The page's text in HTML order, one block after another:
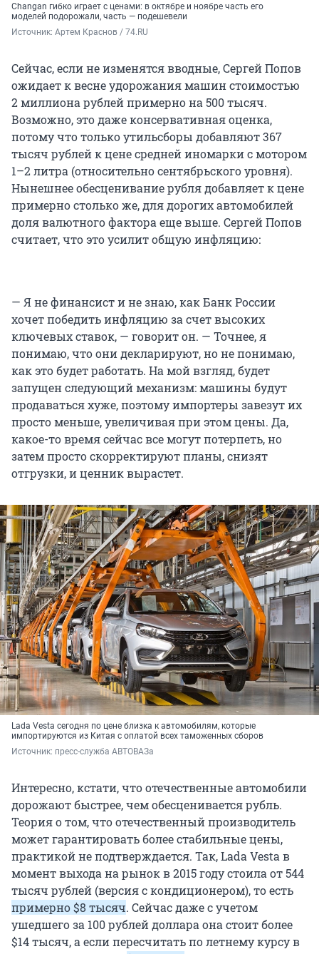
Changan гибко играет с ценами: в октябре и ноябре часть его
моделей подорожали, часть — подешевели
Источник: Артем Краснов / 74.RU
Сейчас, если не изменятся вводные, Сергей Попов
ожидает к весне удорожания машин стоимостью
2 миллиона рублей примерно на 500 тысяч.
Возможно, это даже консервативная оценка,
потому что только утильсборы добавляют 367
тысяч рублей к цене средней иномарки с мотором
1–2 литра (относительно сентябрьского уровня).
Нынешнее обесценивание рубля добавляет к цене
примерно столько же, для дорогих автомобилей
доля валютного фактора еще выше. Сергей Попов
считает, что это усилит общую инфляцию:
— Я не финансист и не знаю, как Банк России
хочет победить инфляцию за счет высоких
ключевых ставок, — говорит он. — Точнее, я
понимаю, что они декларируют, но не понимаю,
как это будет работать. На мой взгляд, будет
запущен следующий механизм: машины будут
продаваться хуже, поэтому импортеры завезут их
просто меньше, увеличивая при этом цены. Да,
какое-то время сейчас все могут потерпеть, но
затем просто скорректируют планы, снизят
отгрузки, и ценник вырастет.
Lada Vesta сегодня по цене близка к автомобилям, которые
импортируются из Китая с оплатой всех таможенных сборов
Источник: пресс-служба АВТОВАЗа
Интересно, кстати, что отечественные автомобили
дорожают быстрее, чем обесценивается рубль.
Теория о том, что отечественный производитель
может гарантировать более стабильные цены,
практикой не подтверждается. Так, Lada Vesta в
момент выхода на рынок в 2015 году стоила от 544
тысяч рублей (версия с кондиционером), то есть
примерно $8 тысяч. Сейчас даже с учетом
ушедшего за 100 рублей доллара она стоит более
$14 тысяч, а если пересчитать по летнему курсу в